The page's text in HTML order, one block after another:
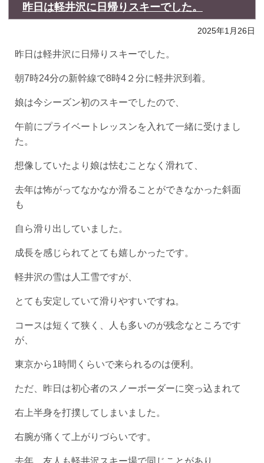
昨日は軽井沢に日帰りスキーでした。
2025年1月26日
昨日は軽井沢に日帰りスキーでした。
朝7時24分の新幹線で8時4２分に軽井沢到着。
娘は今シーズン初のスキーでしたので、
午前にプライベートレッスンを入れて一緒に受けまし
た。
想像していたより娘は怯むことなく滑れて、
去年は怖がってなかなか滑ることができなかった斜面
も
自ら滑り出していました。
成長を感じられてとても嬉しかったです。
軽井沢の雪は人工雪ですが、
とても安定していて滑りやすいですね。
コースは短くて狭く、人も多いのが残念なところです
が、
東京から1時間くらいで来られるのは便利。
ただ、昨日は初心者のスノーボーダーに突っ込まれて
右上半身を打撲してしまいました。
右腕が痛くて上がりづらいです。
去年、友人も軽井沢スキー場で同じことがあり、